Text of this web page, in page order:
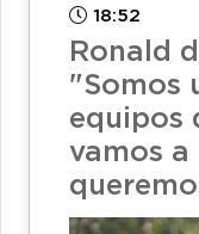
18:52
Ronald
"Somos
equipos
vamos a